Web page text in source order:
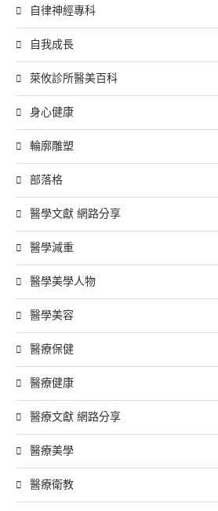
自律神經專科
自我成長
萊攸診所醫美百科
身心健康
輪廓雕塑
部落格
醫學文獻 網路分享
醫學減重
醫學美學人物
醫學美容
醫療保健
醫療健康
醫療文獻 網路分享
醫療美學
醫療衛教